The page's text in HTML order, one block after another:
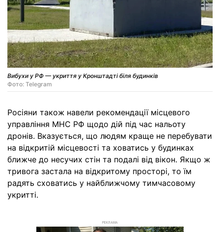
Вибухи у РФ — укриття у Кронштадті біля будинків
Фото: Telegram
Росіяни також навели рекомендації місцевого
управління МНС РФ щодо дій під час нальоту
дронів. Вказується, що людям краще не перебувати
на відкритій місцевості та ховатись у будинках
ближче до несучих стін та подалі від вікон. Якщо ж
тривога застала на відкритому просторі, то їм
радять сховатись у найближчому тимчасовому
укритті.
РЕКЛАМА